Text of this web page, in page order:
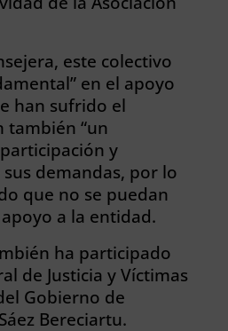
este colectivo
en el apoyo
han sufrido el
también “un
y
sus demandas, por lo
que no se puedan
a la entidad.
ha participado
de Justicia y Víctimas
Gobierno de
Bereciartu.